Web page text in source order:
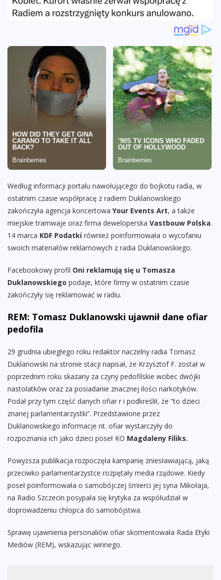
Według informacji portalu nawołującego do bojkotu radia, w
ostatnim czasie współpracę z radiem Duklanowskiego
zakończyła agencja koncertowa Your Events Art, a także
miejskie tramwaje oraz firma deweloperska Vastbouw Polska.
14 marca KDF Podatki również poinformowała o wycofaniu
swoich materiałów reklamowych z radia Duklanowskiego.
Facebookowy profil Oni reklamują się u Tomasza
Duklanowskiego podaje, które firmy w ostatnim czasie
zakończyły się reklamować w radiu.
REM: Tomasz Duklanowski ujawnił dane ofiar
pedofila
29 grudnia ubiegłego roku redaktor naczelny radia Tomasz
Duklanowski na stronie stacji napisał, że Krzysztof F. został w
poprzednim roku skazany za czyny pedofilskie wobec dwójki
nastolatków oraz za posiadanie znacznej ilości narkotyków.
Podał przy tym część danych ofiar r i podkreślił, że “to dzieci
znanej parlamentarzystki”. Przedstawione przez
Duklanowskiego informacje nt. ofiar wystarczyły do
rozpoznania ich jako dzieci poseł KO Magdaleny Filiks.
Powyższa publikacja rozpoczęła kampanię zniesławiającą, jaką
przeciwko parlamentarzystce rozpętały media rządowe. Kiedy
poseł poinformowała o samobójczej śmierci jej syna Mikołaja,
na Radio Szczecin posypała się krytyka za współudział w
doprowadzeniu chłopca do samobójstwa.
Sprawę ujawnienia personaliów ofiar skomentowała Rada Etyki
Mediów (REM), wskazując winnego.